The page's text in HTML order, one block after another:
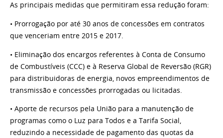
As principais medidas que permitiram essa redução foram:
• Prorrogação por até 30 anos de concessões em contratos
que venceriam entre 2015 e 2017.
• Eliminação dos encargos referentes à Conta de Consumo
de Combustíveis (CCC) e à Reserva Global de Reversão (RGR)
para distribuidoras de energia, novos empreendimentos de
transmissão e concessões prorrogadas ou licitadas.
• Aporte de recursos pela União para a manutenção de
programas como o Luz para Todos e a Tarifa Social,
reduzindo a necessidade de pagamento das quotas da